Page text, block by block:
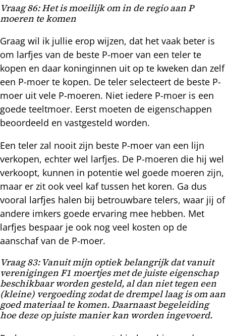
Vraag 86: Het is moeilijk om in de regio aan P
moeren te komen
Graag wil ik jullie erop wijzen, dat het vaak beter is
om larfjes van de beste P-moer van een teler te
kopen en daar koninginnen uit op te kweken dan zelf
een P-moer te kopen. De teler selecteert de beste P-
moer uit vele P-moeren. Niet iedere P-moer is een
goede teeltmoer. Eerst moeten de eigenschappen
beoordeeld en vastgesteld worden.
Een teler zal nooit zijn beste P-moer van een lijn
verkopen, echter wel larfjes. De P-moeren die hij wel
verkoopt, kunnen in potentie wel goede moeren zijn,
maar er zit ook veel kaf tussen het koren. Ga dus
vooral larfjes halen bij betrouwbare telers, waar jij of
andere imkers goede ervaring mee hebben. Met
larfjes bespaar je ook nog veel kosten op de
aanschaf van de P-moer.
Vraag 83: Vanuit mijn optiek belangrijk dat vanuit
verenigingen F1 moertjes met de juiste eigenschap
beschikbaar worden gesteld, al dan niet tegen een
(kleine) vergoeding zodat de drempel laag is om aan
goed materiaal te komen. Daarnaast begeleiding
hoe deze op juiste manier kan worden ingevoerd.